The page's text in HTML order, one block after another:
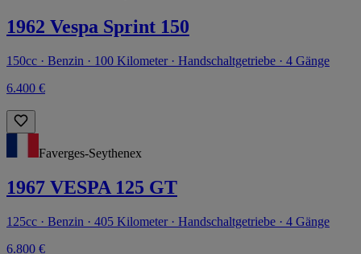
1962 Vespa Sprint 150
150cc · Benzin · 100 Kilometer · Handschaltgetriebe · 4 Gänge
6.400 €
Faverges-Seythenex
1967 VESPA 125 GT
125cc · Benzin · 405 Kilometer · Handschaltgetriebe · 4 Gänge
6.800 €